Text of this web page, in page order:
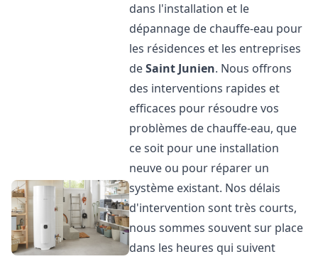
dans l'installation et le
dépannage de chauffe-eau pour
les résidences et les entreprises
deSaint Junien. Nous offrons
des interventions rapides et
efficaces pour résoudre vos
problèmes de chauffe-eau, que
ce soit pour une installation
neuve ou pour réparer un
système existant. Nos délais
d'intervention sont très courts,
nous sommes souvent sur place
dans les heures qui suivent